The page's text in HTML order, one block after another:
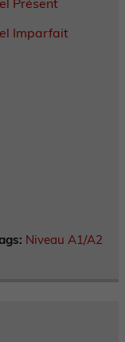
Présent
Imparfait
Niveau A1/A2